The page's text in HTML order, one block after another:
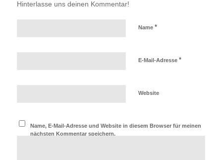
Hinterlasse uns deinen Kommentar!
Name *
E-Mail-Adresse *
Website
Name, E-Mail-Adresse und Website in diesem Browser für meinen
nächsten Kommentar speichern.